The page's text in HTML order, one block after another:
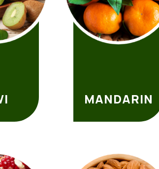
MANDARIN